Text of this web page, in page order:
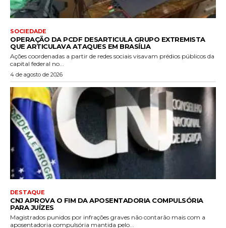
SOCIEDADE
OPERAÇÃO DA PCDF DESARTICULA GRUPO EXTREMISTA
QUE ARTICULAVA ATAQUES EM BRASÍLIA
Ações coordenadas a partir de redes sociais visavam prédios públicos da
capital federal no...
4 de agosto de 2026
DESTAQUE
CNJ APROVA O FIM DA APOSENTADORIA COMPULSÓRIA
PARA JUÍZES
Magistrados punidos por infrações graves não contarão mais com a
aposentadoria compulsória mantida pelo...